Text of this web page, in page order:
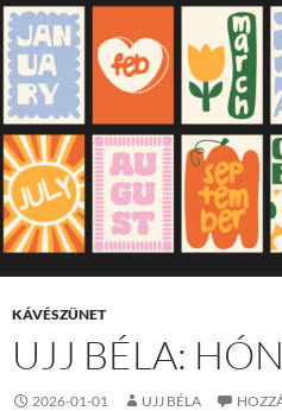
KÁVÉSZÜNET
UJJ BÉLA:
2026-01-01 UJJ BÉLA